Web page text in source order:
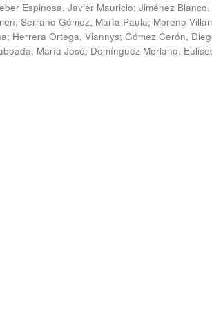
Espinosa, Javier Mauricio; Jiménez
; Serrano Gómez, María Paula; Moreno
; Herrera Ortega, Viannys; Gómez Cerón,
María José; Domínguez Merlano,